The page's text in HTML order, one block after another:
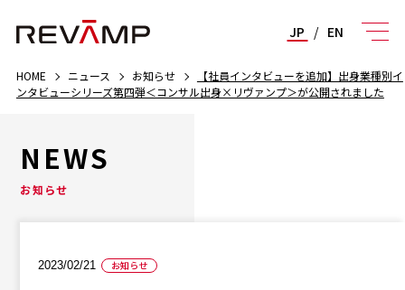
JP / EN
HOME ニュース お知らせ
【社員インタビューを追加】出身業種別イ
ンタビューシリーズ第四弾＜コンサル出身×リヴァンプ＞が公開されました
NEWS
お知らせ
2023/02/21 お知らせ